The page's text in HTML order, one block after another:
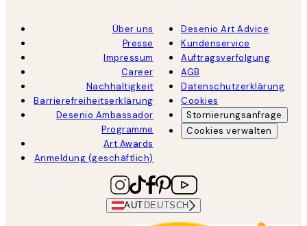
Über uns
Presse
Impressum
Career
Nachhaltigkeit
Barrierefreiheitserklärung
Desenio Ambassador
Programme
Art Awards
Anmeldung (geschäftlich)
Desenio Art Advice
Kundenservice
Auftragsverfolgung
AGB
Datenschutzerklärung
Cookies
Stornierungsanfrage
Cookies verwalten
AUT DEUTSCH